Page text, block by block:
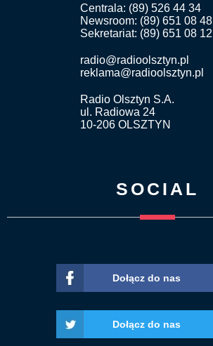
Centrala: (89) 526 44 34
Newsroom: (89) 651 08 48
Sekretariat: (89) 651 08 12
radio@radioolsztyn.pl
reklama@radioolsztyn.pl
Radio Olsztyn S.A.
ul. Radiowa 24
10-206 OLSZTYN
SOCIAL
Dołącz do nas
Dołącz do nas